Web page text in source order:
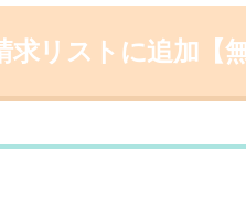
求リストに追加【無